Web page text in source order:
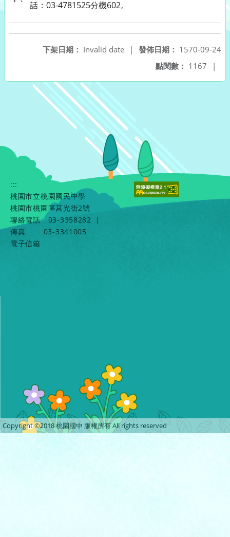
話：03-4781525分機602。
發佈日期： 1570-09-24
下架日期： Invalid date
|
點閱數： 1167 |
:::
桃園市立桃園國民中學
桃園市桃園區莒光街2號
聯絡電話
03-3358282
|
傳真
03-3341005
電子信箱
Copyright ©2018 桃園國中 版權所有 All rights reserved